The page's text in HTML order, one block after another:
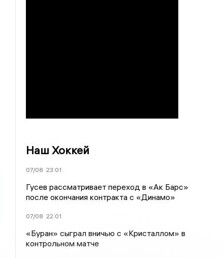
Наш Хоккей
07/08 23:01
Гусев рассматривает переход в «Ак Барс»
после окончания контракта с «Динамо»
07/08 22:01
«Буран» сыграл вничью с «Кристаллом» в
контрольном матче